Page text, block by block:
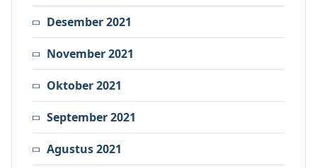
Desember 2021
November 2021
Oktober 2021
September 2021
Agustus 2021